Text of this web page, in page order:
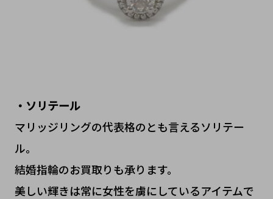
・ソリテール
マリッジリングの代表格のとも言えるソリテー
ル。
結婚指輪のお買取りも承ります。
美しい輝きは常に女性を虜にしているアイテムで